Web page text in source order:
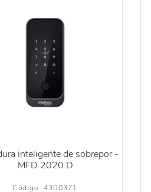
inteligente de sobrepor -
MFD 2020 D
Código: 4300371